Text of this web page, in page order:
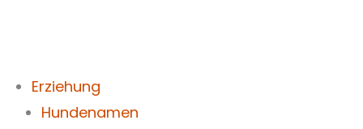
Erziehung
Hundenamen